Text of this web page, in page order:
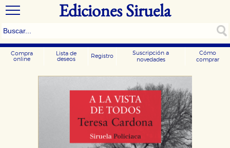
Ediciones Siruela
Compra
online
Lista de
deseos
Registro
Suscripción a
novedades
Cómo
comprar